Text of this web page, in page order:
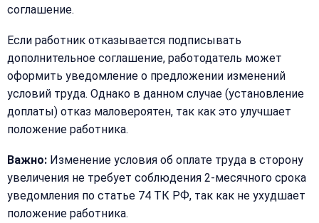
соглашение.
Если работник отказывается подписывать
дополнительное соглашение, работодатель может
оформить уведомление о предложении изменений
условий труда. Однако в данном случае (установление
доплаты) отказ маловероятен, так как это улучшает
положение работника.
Важно: Изменение условия об оплате труда в сторону
увеличения не требует соблюдения 2-месячного срока
уведомления по статье 74 ТК РФ, так как не ухудшает
положение работника.